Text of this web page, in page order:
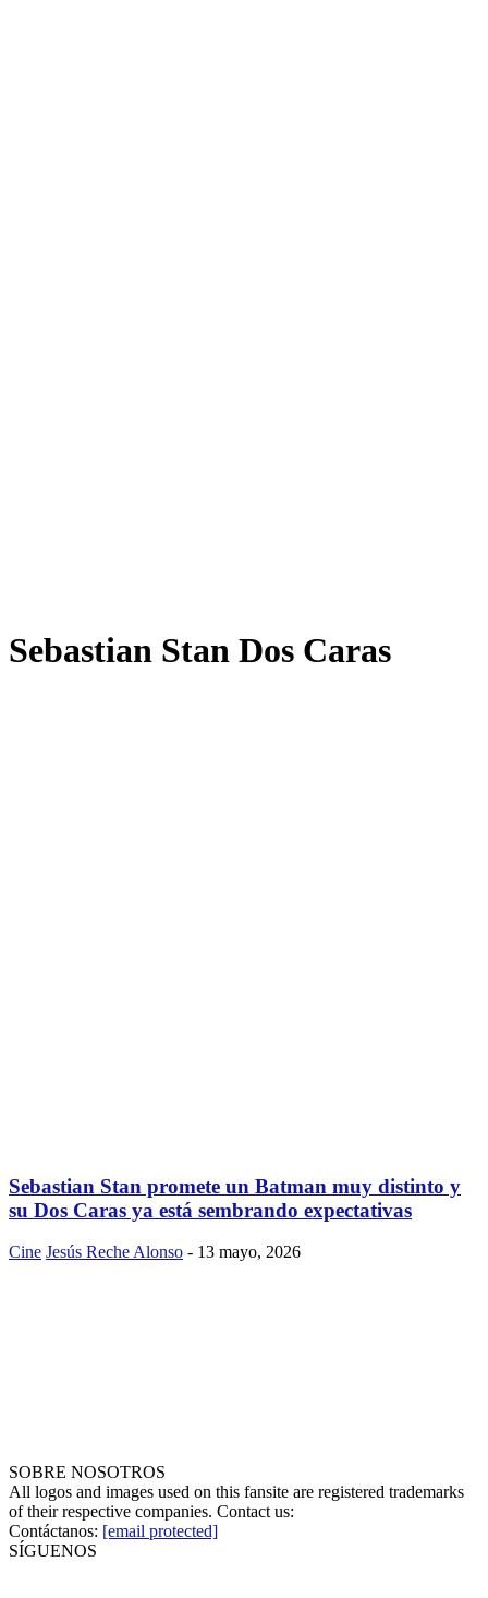
Sebastian Stan Dos Caras
Sebastian Stan promete un Batman muy distinto y
su Dos Caras ya está sembrando expectativas
Cine Jesús Reche Alonso - 13 mayo, 2026
SOBRE NOSOTROS
All logos and images used on this fansite are registered trademarks
of their respective companies. Contact us:
Contáctanos: [email protected]
SÍGUENOS